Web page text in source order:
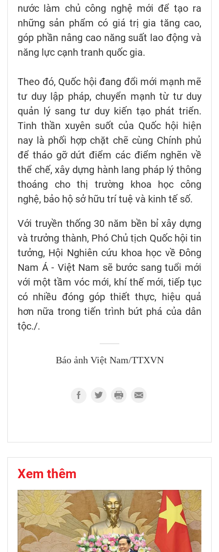
nước làm chủ công nghệ mới để tạo ra
những sản phẩm có giá trị gia tăng cao,
góp phần nâng cao năng suất lao động và
năng lực cạnh tranh quốc gia.
Theo đó, Quốc hội đang đổi mới mạnh mẽ
tư duy lập pháp, chuyển mạnh từ tư duy
quản lý sang tư duy kiến tạo phát triển.
Tinh thần xuyên suốt của Quốc hội hiện
nay là phối hợp chặt chẽ cùng Chính phủ
để tháo gỡ dứt điểm các điểm nghẽn về
thể chế, xây dựng hành lang pháp lý thông
thoáng cho thị trường khoa học công
nghệ, bảo hộ sở hữu trí tuệ và kinh tế số.
Với truyền thống 30 năm bền bỉ xây dựng
và trưởng thành, Phó Chủ tịch Quốc hội tin
tưởng, Hội Nghiên cứu khoa học về Đông
Nam Á - Việt Nam sẽ bước sang tuổi mới
với một tầm vóc mới, khí thế mới, tiếp tục
có nhiều đóng góp thiết thực, hiệu quả
hơn nữa trong tiến trình bứt phá của dân
tộc./.
Báo ảnh Việt Nam/TTXVN
Xem thêm